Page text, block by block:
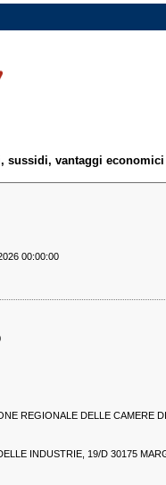
sussidi, vantaggi economici
00:00:00
REGIONALE DELLE CAMERE
INDUSTRIE, 19/D 30175